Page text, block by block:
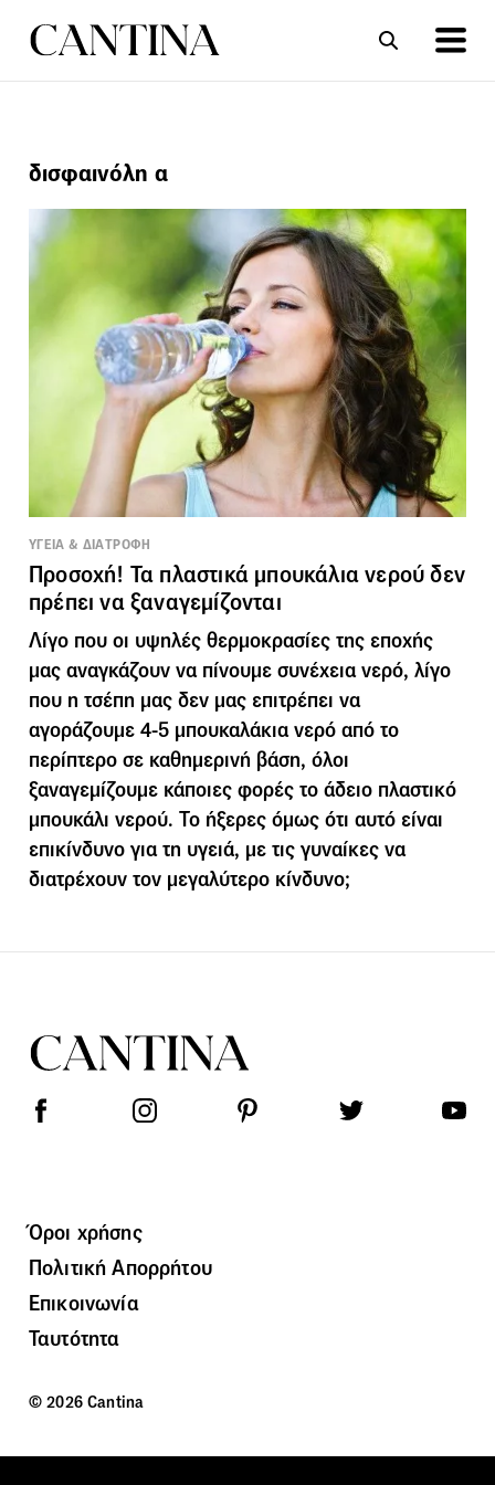
ΣΥΝΤΑΓΕΣ
δισφαινόλη α
ΥΓΕΙΑ & ΔΙΑΤΡΟΦΗ
Προσοχή! Τα πλαστικά μπουκάλια νερού δεν
πρέπει να ξαναγεμίζονται
Λίγο που οι υψηλές θερμοκρασίες της εποχής
μας αναγκάζουν να πίνουμε συνέχεια νερό, λίγο
που η τσέπη μας δεν μας επιτρέπει να
αγοράζουμε 4-5 μπουκαλάκια νερό από το
περίπτερο σε καθημερινή βάση, όλοι
ξαναγεμίζουμε κάποιες φορές το άδειο πλαστικό
μπουκάλι νερού. Το ήξερες όμως ότι αυτό είναι
επικίνδυνο για τη υγειά, με τις γυναίκες να
διατρέχουν τον μεγαλύτερο κίνδυνο;
Όροι χρήσης
Πολιτική Απορρήτου
Επικοινωνία
Ταυτότητα
© 2026 Cantina